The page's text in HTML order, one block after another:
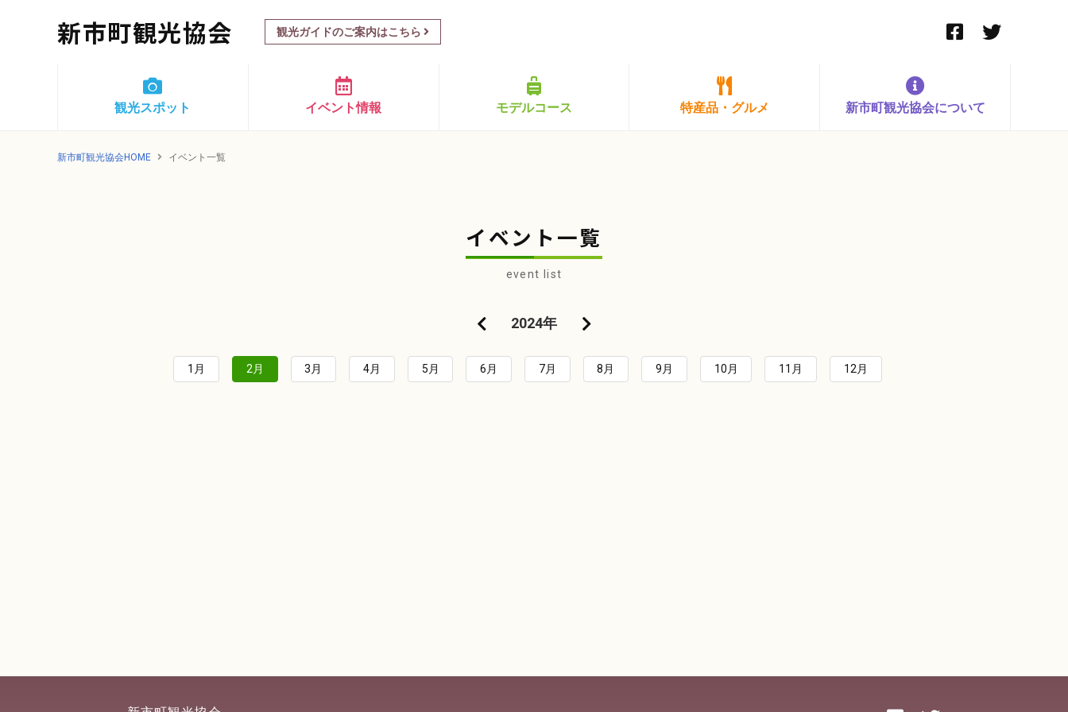
新市町観光協会 観光ガイドのご案内はこちら
観光スポット イベント情報 モデルコース 特産品・グルメ 新市町観光協会について
新市町観光協会HOME イベント一覧
イベント一覧
event list
2024年
1月 2月 3月 4月 5月 6月 7月 8月 9月 10月 11月 12月